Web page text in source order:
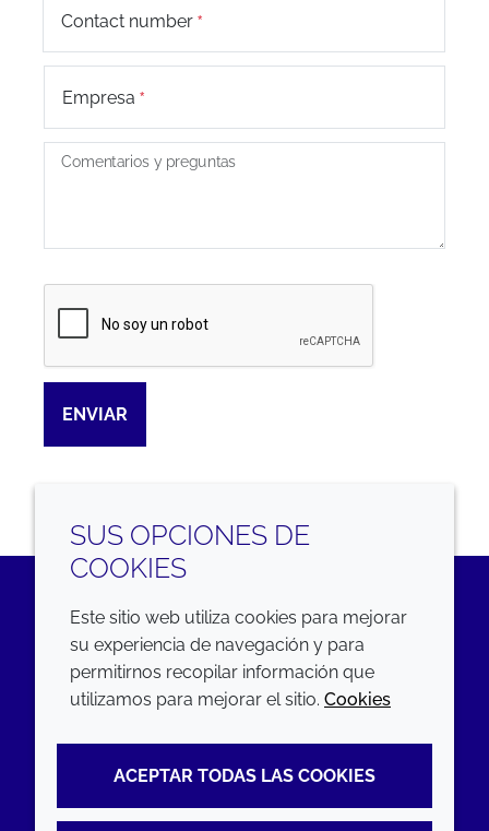
Contact number
Empresa
Comentarios y preguntas
ENVIAR
LinkedIn
EMPRESA
Annual Report
Sustainability Report
Croda.com
Terms and conditions
Privacy policy
Accessibility
SUS OPCIONES DE
COOKIES
Este sitio web utiliza cookies para mejorar
su experiencia de navegación y para
permitirnos recopilar información que
utilizamos para mejorar el sitio. Cookies
ACEPTAR TODAS LAS COOKIES